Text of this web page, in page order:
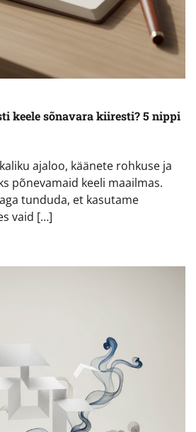
keele sõnavara kiiresti? 5 nippi
ajaloo, käänete rohkuse ja
põnevamaid keeli maailmas.
tunduda, et kasutame
vaid […]